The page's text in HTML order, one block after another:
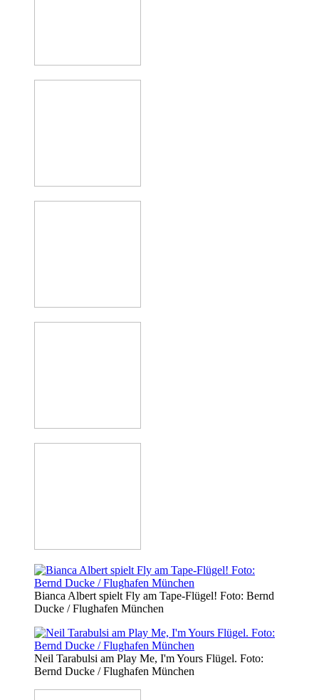
Bianca Albert spielt Fly am Tape-Flügel! Foto: Bernd
Ducke / Flughafen München
Neil Tarabulsi am Play Me, I'm Yours Flügel. Foto:
Bernd Ducke / Flughafen München